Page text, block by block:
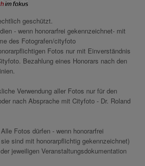
geschützt.
- wenn honorarfrei gekennzeichnet- mit
des Fotografen/cityfoto
Fotos nur mit Einverständnis
Bezahlung eines Honorars nach den
Verwendung aller Fotos nur für den
nach Absprache mit Cityfoto - Dr. Roland
Fotos dürfen - wenn honorarfrei
sind mit honorarpflichtig gekennzeichnet)
jeweiligen Veranstaltungsdokumentation